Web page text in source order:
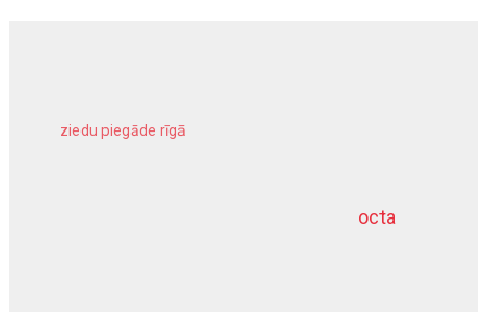
octa
ziedu piegāde rīgā
dziļurbums